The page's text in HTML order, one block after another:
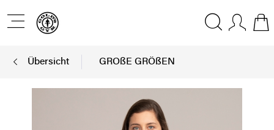
Übersicht GROßE GRÖßEN